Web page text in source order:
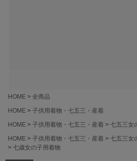
HOME
全商品
HOME
子供用着物・七五三・産着
HOME
子供用着物・七五三・産着
七五三女
HOME
子供用着物・七五三・産着
七五三女
七歳女の子用着物